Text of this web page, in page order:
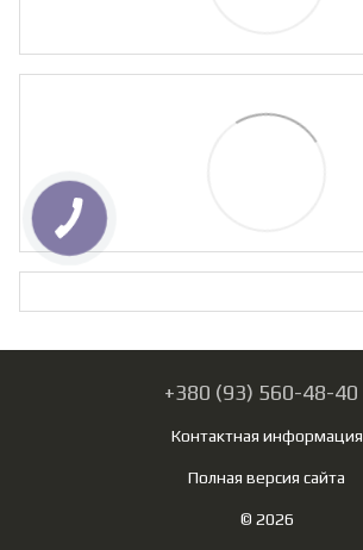
+380 (93) 560-48-40
Контактная информация
Полная версия сайта
© 2026